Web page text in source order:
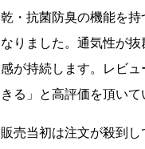
乾・抗菌防臭の機能を
なりました。通気性が
感が持続します。レビ
きる」と高評価を頂いて
販売当初は注文が殺到